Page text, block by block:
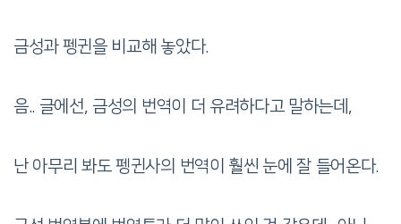
금성과 펭귄을 비교해 놓았다.
음.. 글에선, 금성의 번역이 더 유려하다고 말하는데,
난 아무리 봐도 펭귄사의 번역이 훨씬 눈에 잘 들어온다.